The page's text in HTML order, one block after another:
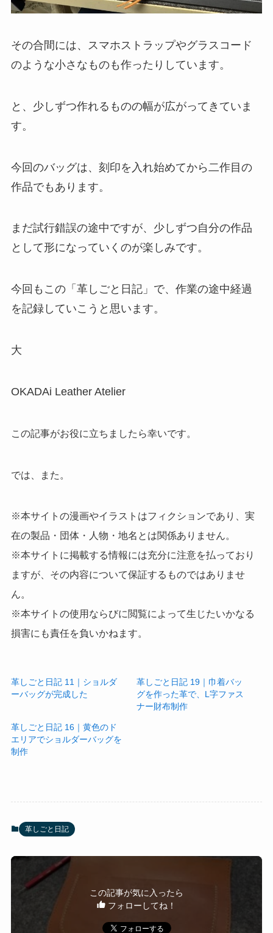
その合間には、スマホストラップやグラスコード
のような小さなものも作ったりしています。
と、少しずつ作れるものの幅が広がってきていま
す。
今回のバッグは、刻印を入れ始めてから二作目の
作品でもあります。
まだ試行錯誤の途中ですが、少しずつ自分の作品
として形になっていくのが楽しみです。
今回もこの「革しごと日記」で、作業の途中経過
を記録していこうと思います。
大
OKADAi Leather Atelier
この記事がお役に立ちましたら幸いです。
では、また。
※本サイトの漫画やイラストはフィクションであり、実
在の製品・団体・人物・地名とは関係ありません。
※本サイトに掲載する情報には充分に注意を払っており
ますが、その内容について保証するものではありませ
ん。
※本サイトの使用ならびに閲覧によって生じたいかなる
損害にも責任を負いかねます。
革しごと日記 11｜ショルダ
ーバッグが完成した
革しごと日記 19｜巾着バッ
グを作った革で、L字ファス
ナー財布制作
革しごと日記 16｜黄色のド
エリアでショルダーバッグを
制作
革しごと日記
この記事が気に入ったら
フォローしてね！